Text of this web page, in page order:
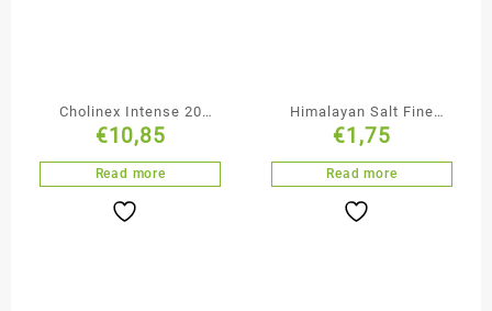
Cholinex Intense 20
Pastylek
€10,85
Read more
Himalayan Salt Fine
Iodised 500g
€1,75
Read more